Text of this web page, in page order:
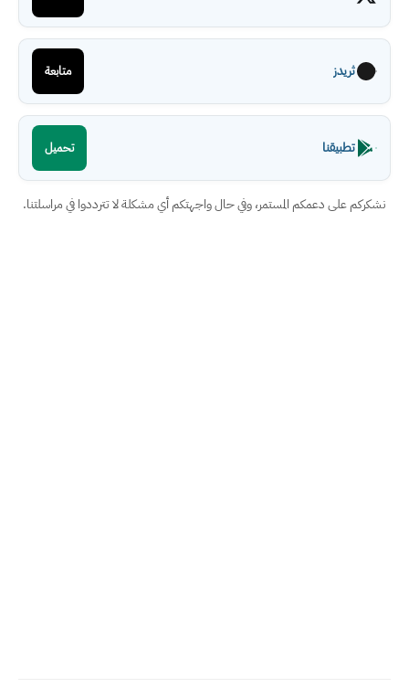
ثريدز متابعة
تطبيقنا تحميل
نشكركم على دعمكم المستمر، وفي حال واجهتكم أي مشكلة لا تترددوا في مراسلتنا.